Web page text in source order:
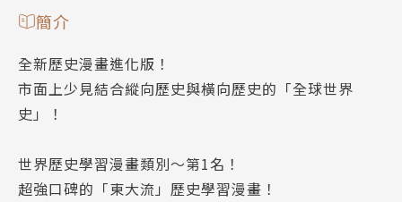
簡介
全新歷史漫畫進化版！
市面上少見結合縱向歷史與橫向歷史的「全球世界
史」！
世界歷史學習漫畫類別～第1名！
超強口碑的「東大流」歷史學習漫畫！